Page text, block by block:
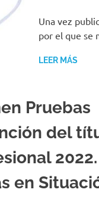
Una vez
por el que se
LEER MÁS
Pruebas
del
2022.
en